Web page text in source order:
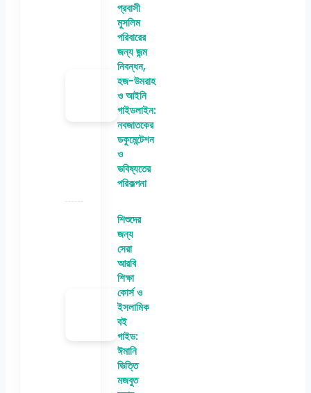
প্রবাসী
মুসলিম
পরিবারের
জন্য জন্ম
নিবন্ধন,
হজ-উমরাহ
ও আইনি
গাইডলাইন:
নবজাতকের
ডকুমেন্টেশন
ও
ভবিষ্যতের
পরিকল্পনা
শিশুদের
জন্য
সেরা
আরবি
শিক্ষা
কোর্স ও
ইসলামিক
বই
গাইড:
ঈমানি
ভিত্তি
মজবুত